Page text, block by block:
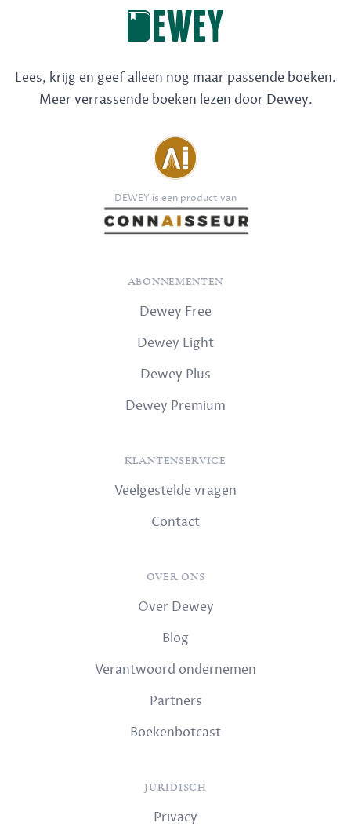
Lees, krijg en geef alleen nog maar passende boeken.
Meer verrassende boeken lezen door Dewey.
DEWEY is een product van
ABONNEMENTEN
Dewey Free
Dewey Light
Dewey Plus
Dewey Premium
KLANTENSERVICE
Veelgestelde vragen
Contact
OVER ONS
Over Dewey
Blog
Verantwoord ondernemen
Partners
Boekenbotcast
JURIDISCH
Privacy